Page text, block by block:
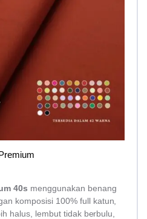
40s menggunakan benang
komposisi 100% full katun,
halus, lembut tidak berbulu,